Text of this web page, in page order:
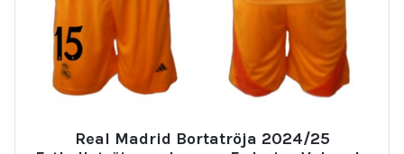
Real Madrid Bortatröja 2024/25